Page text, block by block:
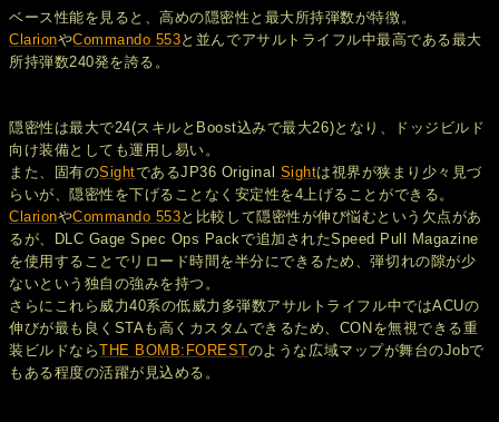
ベース性能を見ると、高めの隠密性と最大所持弾数が特徴。
ClarionやCommando 553と並んでアサルトライフル中最高である最大
所持弾数240発を誇る。
隠密性は最大で24(スキルとBoost込みで最大26)となり、ドッジビルド
向け装備としても運用し易い。
また、固有のSightであるJP36 Original Sightは視界が狭まり少々見づ
らいが、隠密性を下げることなく安定性を4上げることができる。
ClarionやCommando 553と比較して隠密性が伸び悩むという欠点があ
るが、DLC Gage Spec Ops Packで追加されたSpeed Pull Magazine
を使用することでリロード時間を半分にできるため、弾切れの隙が少
ないという独自の強みを持つ。
さらにこれら威力40系の低威力多弾数アサルトライフル中ではACUの
伸びが最も良くSTAも高くカスタムできるため、CONを無視できる重
装ビルドならTHE BOMB:FORESTのような広域マップが舞台のJobで
もある程度の活躍が見込める。